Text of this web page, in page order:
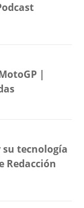
|
su tecnología
Redacción